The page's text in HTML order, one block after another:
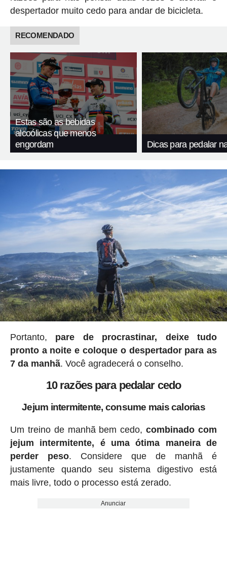
despertador muito cedo para andar de bicicleta.
RECOMENDADO
Estas são as bebidas
alcoólicas que menos
engordam
Dicas para pedalar
Portanto, pare de procrastinar, deixe tudo
pronto a noite e coloque o despertador para as
7 da manhã. Você agradecerá o conselho.
10 razões para pedalar cedo
Jejum intermitente, consume mais calorias
Um treino de manhã bem cedo,combinado com
jejum intermitente, é uma ótima maneira de
perder peso. Considere que de manhã é
justamente quando seu sistema digestivo está
mais livre, todo o processo está zerado.
Anunciar